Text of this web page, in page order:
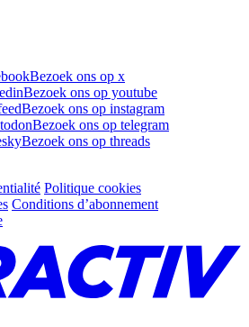
Bezoek ons op x
Bezoek ons op youtube
Bezoek ons op instagram
Bezoek ons op telegram
Bezoek ons op threads
Politique cookies
Conditions d’abonnement